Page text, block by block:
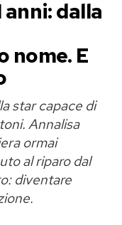
e un’estate
per
le forze.
della
preferito
del richiamo del
il nuovo
dalla
nome. E
star capace di
Annalisa
ormai
al riparo dal
diventare